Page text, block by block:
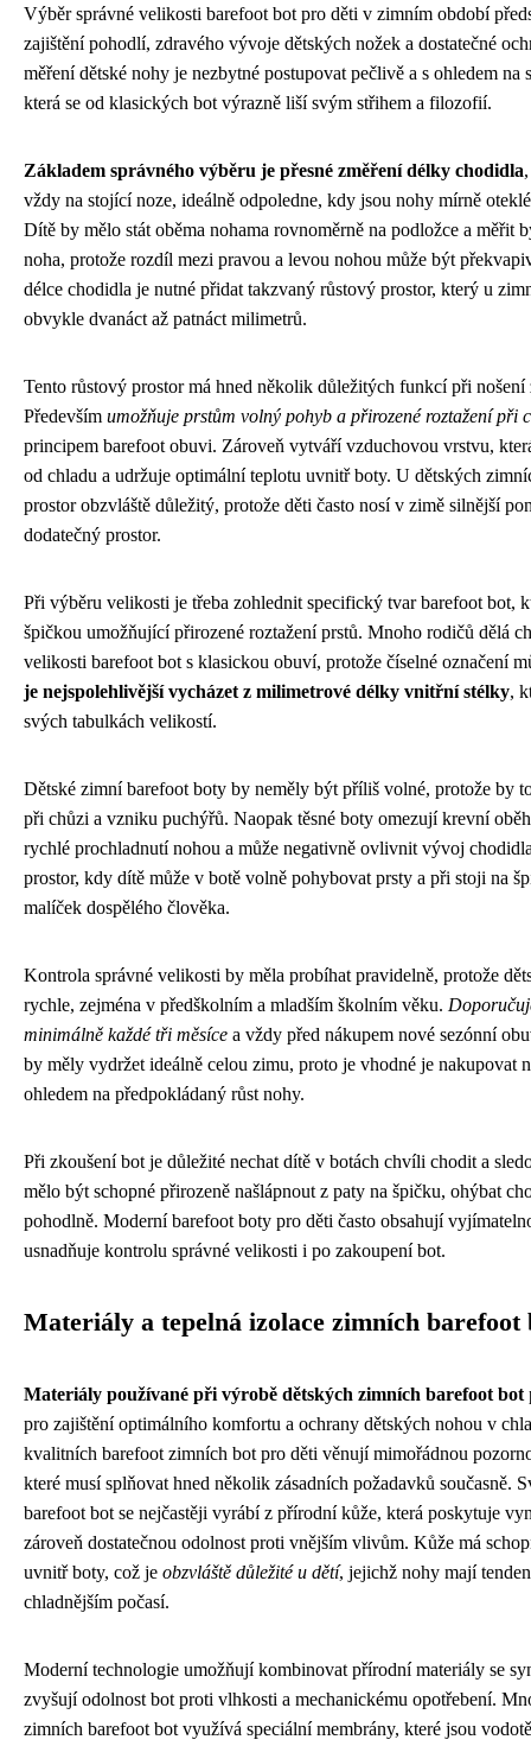
Výběr správné velikosti barefoot bot pro děti v zimním období
zajištění pohodlí, zdravého vývoje dětských nožek a dostatečné
měření dětské nohy je nezbytné postupovat pečlivě a s ohledem
která se od klasických bot výrazně liší svým střihem a filozofií.
Základem správného výběru je přesné změření délky chodidla
vždy na stojící noze, ideálně odpoledne, kdy jsou nohy mírně
Dítě by mělo stát oběma nohama rovnoměrně na podložce a měřit
noha, protože rozdíl mezi pravou a levou nohou může být
délce chodidla je nutné přidat takzvaný růstový prostor, který u
obvykle dvanáct až patnáct milimetrů.
Tento růstový prostor má hned několik důležitých funkcí při
Především umožňuje prstům volný pohyb a přirozené roztažení při
principem barefoot obuvi. Zároveň vytváří vzduchovou vrstvu,
od chladu a udržuje optimální teplotu uvnitř boty. U dětských
prostor obzvláště důležitý, protože děti často nosí v zimě silnější
dodatečný prostor.
Při výběru velikosti je třeba zohlednit specifický tvar barefoot bot,
špičkou umožňující přirozené roztažení prstů. Mnoho rodičů dělá
velikosti barefoot bot s klasickou obuví, protože číselné označení
je nejspolehlivější vycházet z milimetrové délky vnitřní stélky,
svých tabulkách velikostí.
Dětské zimní barefoot boty by neměly být příliš volné, protože by
při chůzi a vzniku puchýřů. Naopak těsné boty omezují krevní
rychlé prochladnutí nohou a může negativně ovlivnit vývoj
prostor, kdy dítě může v botě volně pohybovat prsty a při stoji na
malíček dospělého člověka.
Kontrola správné velikosti by měla probíhat pravidelně, protože
rychle, zejména v předškolním a mladším školním věku.
minimálně každé tři měsíce a vždy před nákupem nové sezónní
by měly vydržet ideálně celou zimu, proto je vhodné je nakupovat
ohledem na předpokládaný růst nohy.
Při zkoušení bot je důležité nechat dítě v botách chvíli chodit a
mělo být schopné přirozeně našlápnout z paty na špičku, ohýbat
pohodlně. Moderní barefoot boty pro děti často obsahují
usnadňuje kontrolu správné velikosti i po zakoupení bot.
Materiály a tepelná izolace zimních barefoot
Materiály používané při výrobě dětských zimních barefoot bot
pro zajištění optimálního komfortu a ochrany dětských nohou v
kvalitních barefoot zimních bot pro děti věnují mimořádnou
které musí splňovat hned několik zásadních požadavků současně.
barefoot bot se nejčastěji vyrábí z přírodní kůže, která poskytuje
zároveň dostatečnou odolnost proti vnějším vlivům. Kůže má
uvnitř boty, což je obzvláště důležité u dětí, jejichž nohy mají
chladnějším počasí.
Moderní technologie umožňují kombinovat přírodní materiály se
zvyšují odolnost bot proti vlhkosti a mechanickému opotřebení.
zimních barefoot bot využívá speciální membrány, které jsou